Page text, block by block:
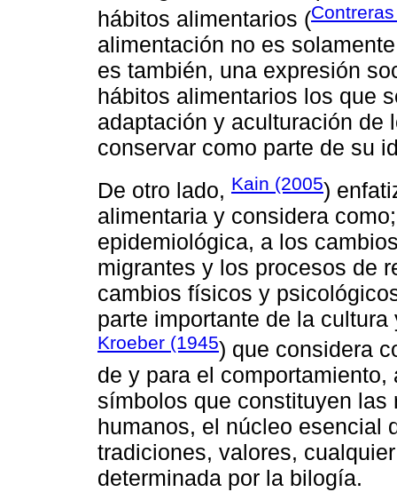
hábitos alimentarios (
alimentación no es
es también, una expresión
hábitos alimentarios los que
adaptación y aculturación de
conservar como parte de su
De otro lado, Kain (2005)
alimentaria y considera
epidemiológica, a los
migrantes y los procesos de
cambios físicos y
parte importante de la
Kroeber (1945) que considera
de y para el
símbolos que constituyen
humanos, el núcleo esencial
tradiciones, valores,
determinada por la bilogía.